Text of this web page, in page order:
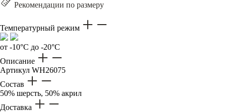
Рекомендации по размеру
Температурный режим
от -10°C до -20°C
Описание
Артикул WH26075
Состав
50% шерсть, 50% акрил
Доставка